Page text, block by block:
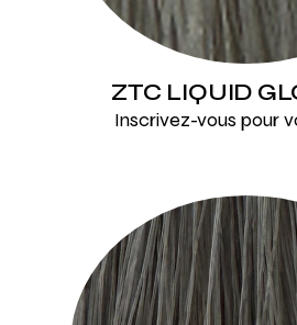
ZTC LIQUID
Inscrivez-vous pour